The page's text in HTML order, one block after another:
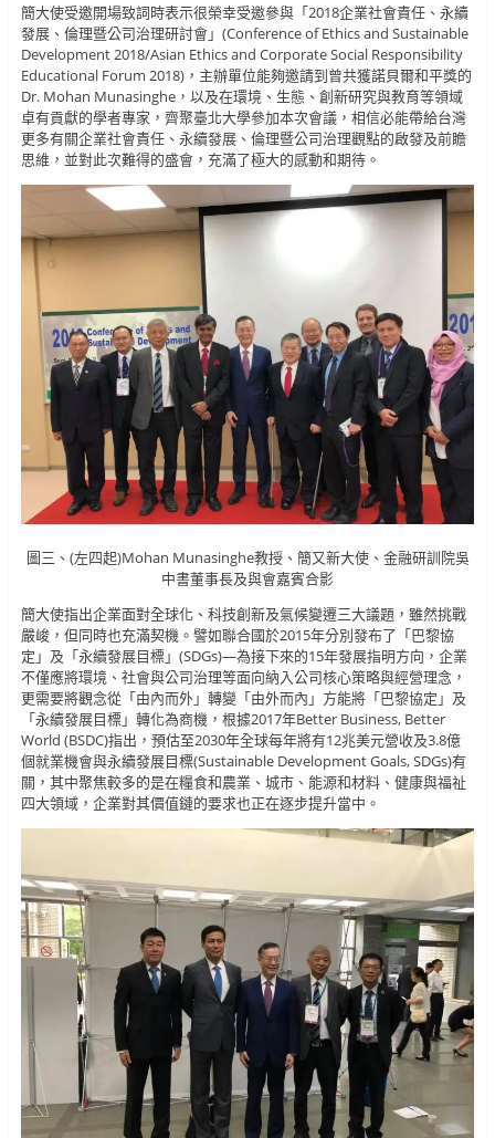
簡大使受邀開場致詞時表示很榮幸受邀參與「2018企業社會責任、永續
發展、倫理暨公司治理研討會」(Conference of Ethics and Sustainable
Development 2018/Asian Ethics and Corporate Social Responsibility
Educational Forum 2018)，主辦單位能夠邀請到曾共獲諾貝爾和平獎的
Dr. Mohan Munasinghe，以及在環境、生態、創新研究與教育等領域
卓有貢獻的學者專家，齊聚臺北大學參加本次會議，相信必能帶給台灣
更多有關企業社會責任、永續發展、倫理暨公司治理觀點的啟發及前瞻
思維，並對此次難得的盛會，充滿了極大的感動和期待。
圖三、(左四起)Mohan Munasinghe教授、簡又新大使、金融研訓院吳
中書董事長及與會嘉賓合影
簡大使指出企業面對全球化、科技創新及氣候變遷三大議題，雖然挑戰
嚴峻，但同時也充滿契機。譬如聯合國於2015年分別發布了「巴黎協
定」及「永續發展目標」(SDGs)—為接下來的15年發展指明方向，企業
不僅應將環境、社會與公司治理等面向納入公司核心策略與經營理念，
更需要將觀念從「由內而外」轉變「由外而內」方能將「巴黎協定」及
「永續發展目標」轉化為商機，根據2017年Better Business, Better
World (BSDC)指出，預估至2030年全球每年將有12兆美元營收及3.8億
個就業機會與永續發展目標(Sustainable Development Goals, SDGs)有
關，其中聚焦較多的是在糧食和農業、城市、能源和材料、健康與福祉
四大領域，企業對其價值鏈的要求也正在逐步提升當中。